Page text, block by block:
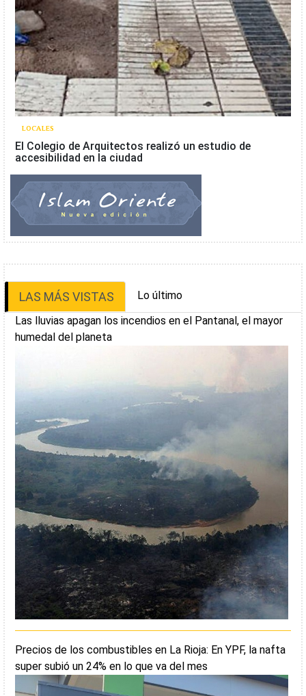
LOCALES
El Colegio de Arquitectos realizó un estudio de
accesibilidad en la ciudad
LAS MÁS VISTAS
Lo último
Las lluvias apagan los incendios en el Pantanal, el mayor
humedal del planeta
Precios de los combustibles en La Rioja: En YPF, la nafta
super subió un 24% en lo que va del mes